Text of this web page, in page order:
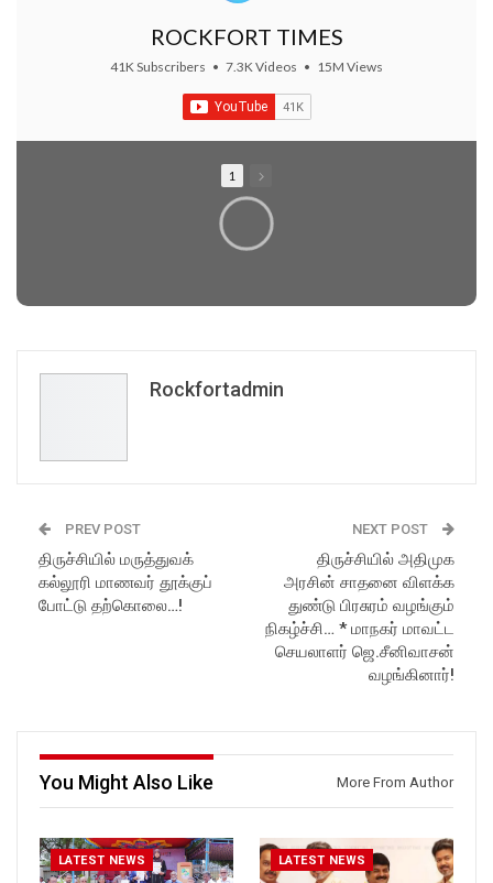
ROCKFORT TIMES
41K Subscribers • 7.3K Videos • 15M Views
1
Rockfortadmin
PREV POST
திருச்சியில் மருத்துவக்
கல்லூரி மாணவர் தூக்குப்
போட்டு தற்கொலை…!
NEXT POST
திருச்சியில் அதிமுக
அரசின் சாதனை விளக்க
துண்டு பிரசுரம் வழங்கும்
நிகழ்ச்சி… * மாநகர் மாவட்ட
செயலாளர் ஜெ.சீனிவாசன்
வழங்கினார்!
You Might Also Like More From Author
LATEST NEWS LATEST NEWS